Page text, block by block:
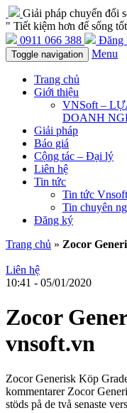
Giải pháp chuyển đổi
" Tiết kiệm hơn để sống
0911 066 388
Đăng
Toggle navigation Menu
Trang chủ
Giới thiệu
VNSoft –
DOANH
Giải pháp
Báo giá
Cộng tác – Đại lý
Liên hệ
Tin tức
Tin tức Vnsoft
Tin chuyên
Đăng ký
Trang chủ » Zocor
Liên hệ
10:41 - 05/01/2020
Zocor
vnsoft.vn
Zocor Generisk Köp
kommentarer Zocor
stöds på de två senaste